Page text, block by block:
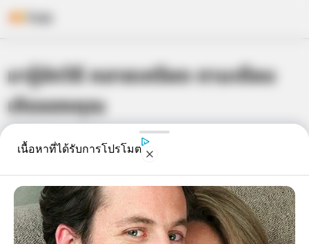
to
content
มารู้จักวิธี คลายเครียด ตามเดือน
เกิดของคุณ
เจ้าหมอดู 9 เม.ย. 2013
เนื้อหาที่ได้รับการโปรโมต